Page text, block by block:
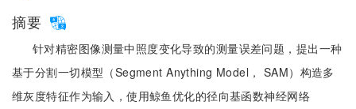
摘要
针对精密图像测量中照度变化导致的测量误差问题，提出一种
基于分割一切模型（Segment Anything Model， SAM）构造多
维灰度特征作为输入，使用鲸鱼优化的径向基函数神经网络